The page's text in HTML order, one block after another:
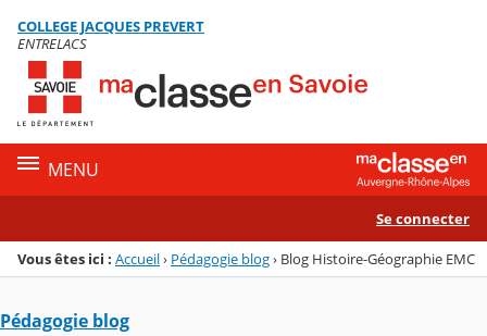
Menu de la rubrique
Contenu
COLLEGE JACQUES PREVERT
ENTRELACS
MENU
Se connecter
Vous êtes ici : Accueil› Pédagogie blog› Blog Histoire-Géographie EMC
Pédagogie blog